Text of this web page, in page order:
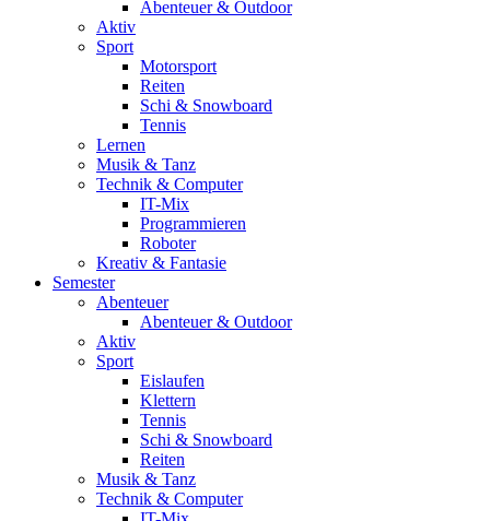
Abenteuer & Outdoor
Aktiv
Sport
Motorsport
Reiten
Schi & Snowboard
Tennis
Lernen
Musik & Tanz
Technik & Computer
IT-Mix
Programmieren
Roboter
Kreativ & Fantasie
Semester
Abenteuer
Abenteuer & Outdoor
Aktiv
Sport
Eislaufen
Klettern
Tennis
Schi & Snowboard
Reiten
Musik & Tanz
Technik & Computer